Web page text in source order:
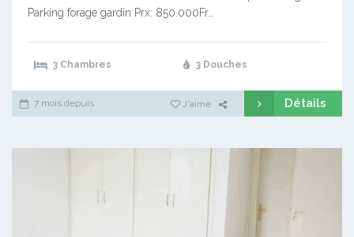
Parking forage gardin Prx: 850.000Fr…
3 Chambres 3 Douches
7 mois depuis J'aime Détails